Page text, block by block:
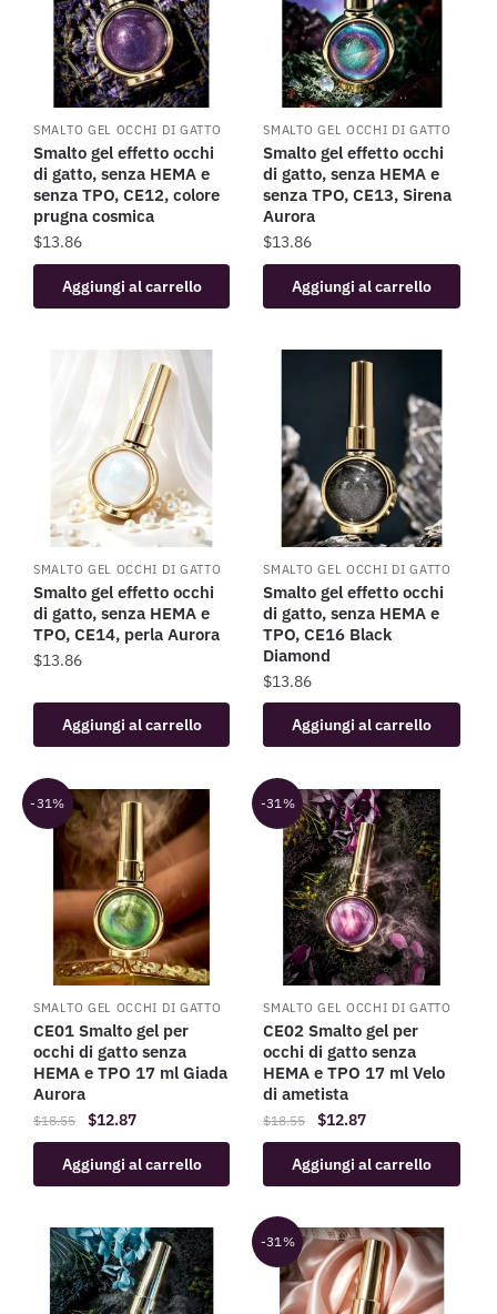
SMALTO GEL OCCHI DI GATTO
Smalto gel effetto occhi
di gatto, senza HEMA e
senza TPO, CE12, colore
prugna cosmica
$13.86
Aggiungi al carrello
SMALTO GEL OCCHI DI GATTO
Smalto gel effetto occhi
di gatto, senza HEMA e
senza TPO, CE13, Sirena
Aurora
$13.86
Aggiungi al carrello
SMALTO GEL OCCHI DI GATTO
Smalto gel effetto occhi
di gatto, senza HEMA e
TPO, CE14, perla Aurora
$13.86
Aggiungi al carrello
SMALTO GEL OCCHI DI GATTO
Smalto gel effetto occhi
di gatto, senza HEMA e
TPO, CE16 Black
Diamond
$13.86
Aggiungi al carrello
-31%
SMALTO GEL OCCHI DI GATTO
CE01 Smalto gel per
occhi di gatto senza
HEMA e TPO 17 ml Giada
Aurora
$18.55 $12.87
Aggiungi al carrello
-31%
SMALTO GEL OCCHI DI GATTO
CE02 Smalto gel per
occhi di gatto senza
HEMA e TPO 17 ml Velo
di ametista
$18.55 $12.87
Aggiungi al carrello
-31%